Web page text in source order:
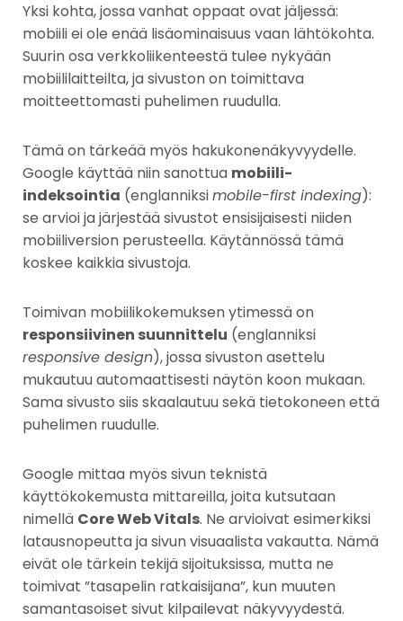
Yksi kohta, jossa vanhat oppaat ovat jäljessä:
mobiili ei ole enää lisäominaisuus vaan lähtökohta.
Suurin osa verkkoliikenteestä tulee nykyään
mobiililaitteilta, ja sivuston on toimittava
moitteettomasti puhelimen ruudulla.
Tämä on tärkeää myös hakukonenäkyvyydelle.
Google käyttää niin sanottua mobiili-
indeksointia (englanniksimobile-first indexing):
se arvioi ja järjestää sivustot ensisijaisesti niiden
mobiiliversion perusteella. Käytännössä tämä
koskee kaikkia sivustoja.
Toimivan mobiilikokemuksen ytimessä on
responsiivinen suunnittelu (englanniksi
responsive design), jossa sivuston asettelu
mukautuu automaattisesti näytön koon mukaan.
Sama sivusto siis skaalautuu sekä tietokoneen että
puhelimen ruudulle.
Google mittaa myös sivun teknistä
käyttökokemusta mittareilla, joita kutsutaan
nimellä Core Web Vitals. Ne arvioivat esimerkiksi
latausnopeutta ja sivun visuaalista vakautta. Nämä
eivät ole tärkein tekijä sijoituksissa, mutta ne
toimivat ”tasapelin ratkaisijana”, kun muuten
samantasoiset sivut kilpailevat näkyvyydestä.